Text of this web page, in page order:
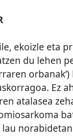
ekoizle eta
du lehen
Ez
atalasea